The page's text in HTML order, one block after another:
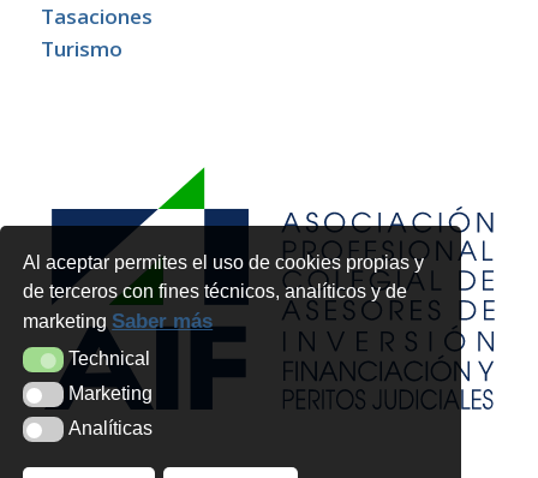
Al aceptar permites el uso de cookies propias y
de terceros con fines técnicos, analíticos y de
marketingSaber más
TechnicalTechnical
MarketingMarketing
AnalíticasAnalíticas
Tasaciones
Turismo